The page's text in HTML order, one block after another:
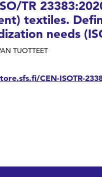
TR
textiles.
needs
TUOTTEET
CEN-ISOTR-